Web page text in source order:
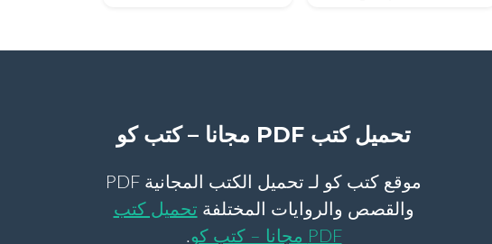
تحميل كتب PDF مجانا – كتب كو
موقع كتب كو لـ تحميل الكتب المجانية PDF
والقصص والروايات المختلفة تحميل كتب
PDF مجانا – كتب كو
.